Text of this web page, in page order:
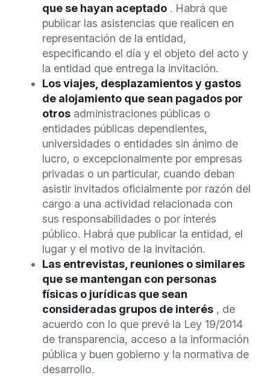
que se hayan aceptado . Habrá que
publicar las asistencias que realicen en
representación de la entidad,
especificando el día y el objeto del acto y
la entidad que entrega la invitación.
Los viajes, desplazamientos y gastos
de alojamiento que sean pagados por
otros administraciones públicas o
entidades públicas dependientes,
universidades o entidades sin ánimo de
lucro, o excepcionalmente por empresas
privadas o un particular, cuando deban
asistir invitados oficialmente por razón del
cargo a una actividad relacionada con
sus responsabilidades o por interés
público. Habrá que publicar la entidad, el
lugar y el motivo de la invitación.
Las entrevistas, reuniones o similares
que se mantengan con personas
físicas o jurídicas que sean
consideradas grupos de interés , de
acuerdo con lo que prevé la Ley 19/2014
de transparencia, acceso a la información
pública y buen gobierno y la normativa de
desarrollo.